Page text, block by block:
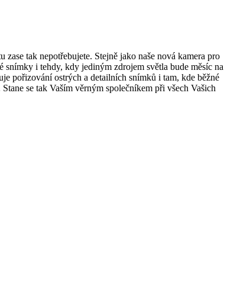
tak nepotřebujete. Stejně jako naše nová kamera pro
snímky i tehdy, kdy jediným zdrojem světla bude měsíc na
pořizování ostrých a detailních snímků i tam, kde běžné
se tak Vaším věrným společníkem při všech Vašich